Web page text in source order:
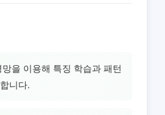
을 이용해 특징 학습과 패턴
니다.